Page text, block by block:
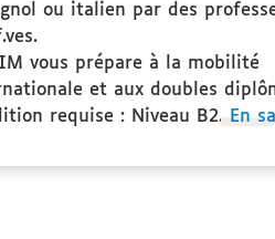
ou italien par des
vous prépare à la mobilité
et aux doubles
requise : Niveau B2.
En